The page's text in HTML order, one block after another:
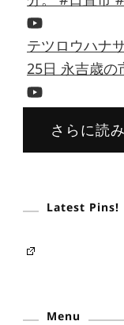
テツロウハナ
25日 永吉歳の
さらに読
Latest Pins!
Menu